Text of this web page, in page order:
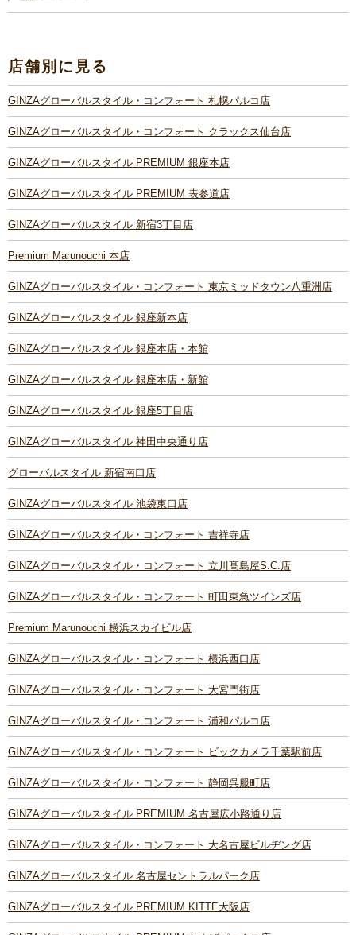
店舗別に見る
GINZAグローバルスタイル・コンフォート 札幌パルコ店
GINZAグローバルスタイル・コンフォート クラックス仙台店
GINZAグローバルスタイル PREMIUM 銀座本店
GINZAグローバルスタイル PREMIUM 表参道店
GINZAグローバルスタイル 新宿3丁目店
Premium Marunouchi 本店
GINZAグローバルスタイル・コンフォート 東京ミッドタウン八重洲店
GINZAグローバルスタイル 銀座新本店
GINZAグローバルスタイル 銀座本店・本館
GINZAグローバルスタイル 銀座本店・新館
GINZAグローバルスタイル 銀座5丁目店
GINZAグローバルスタイル 神田中央通り店
グローバルスタイル 新宿南口店
GINZAグローバルスタイル 池袋東口店
GINZAグローバルスタイル・コンフォート 吉祥寺店
GINZAグローバルスタイル・コンフォート 立川髙島屋S.C.店
GINZAグローバルスタイル・コンフォート 町田東急ツインズ店
Premium Marunouchi 横浜スカイビル店
GINZAグローバルスタイル・コンフォート 横浜西口店
GINZAグローバルスタイル・コンフォート 大宮門街店
GINZAグローバルスタイル・コンフォート 浦和パルコ店
GINZAグローバルスタイル・コンフォート ビックカメラ千葉駅前店
GINZAグローバルスタイル・コンフォート 静岡呉服町店
GINZAグローバルスタイル PREMIUM 名古屋広小路通り店
GINZAグローバルスタイル・コンフォート 大名古屋ビルヂング店
GINZAグローバルスタイル 名古屋セントラルパーク店
GINZAグローバルスタイル PREMIUM KITTE大阪店